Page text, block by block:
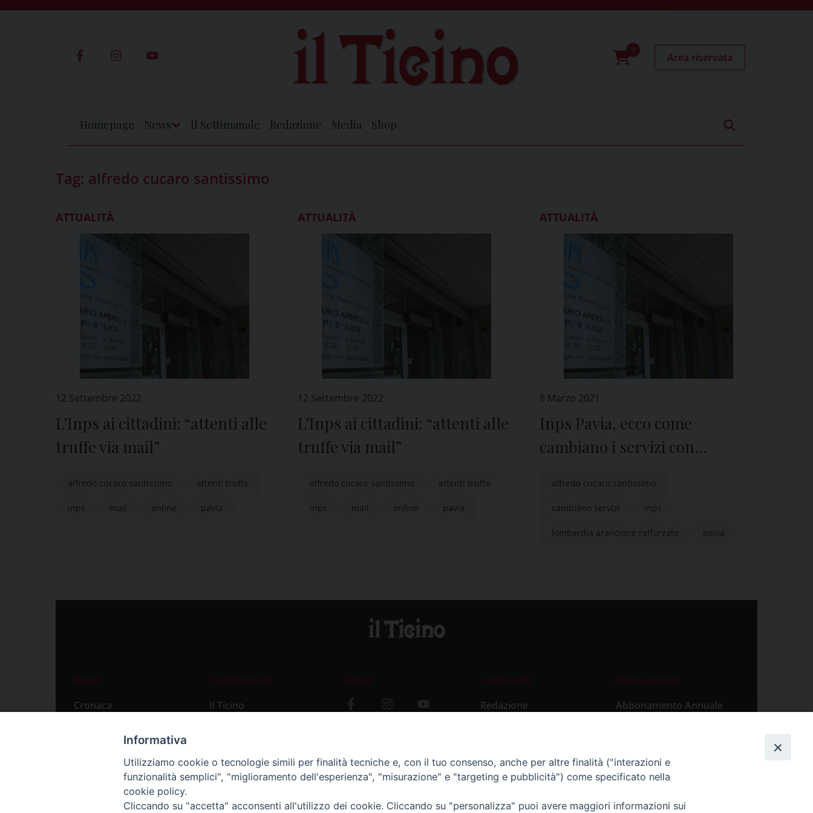
0
Area riservata
Homepage News Il Settimanale Redazione Media Shop
Tag: alfredo cucaro santissimo
ATTUALITÀ
12 Settembre 2022
L’Inps ai cittadini: “attenti alle
truffe via mail”
alfredo cucaro santissimo attenti truffe
inps mail online pavia
ATTUALITÀ
12 Settembre 2022
L’Inps ai cittadini: “attenti alle
truffe via mail”
alfredo cucaro santissimo attenti truffe
inps mail online pavia
ATTUALITÀ
8 Marzo 2021
Inps Pavia, ecco come
cambiano i servizi con
alfredo cucaro santissimo
cambiano servizi inps
lombardia arancione rafforzato pavia
News
Cronaca
Primo Piano
Il settimanale
Il Ticino
Social
L’editoriale
Redazione
Abbonamenti
Abbonamento Annuale
Abbonamento Singola
Informativa
Utilizziamo cookie o tecnologie simili per finalità tecniche e, con il tuo consenso, anche per altre finalità ("interazioni e
funzionalità semplici", "miglioramento dell'esperienza", "misurazione" e "targeting e pubblicità") come specificato nella
cookie policy.
Cliccando su "accetta" acconsenti all'utilizzo dei cookie. Cliccando su "personalizza" puoi avere maggiori informazioni sui